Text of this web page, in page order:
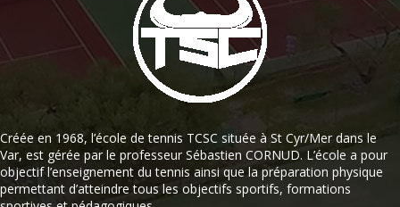
Créée en 1968, l’école de tennis TCSC située à St Cyr/Mer dans le
Var, est gérée par le professeur Sébastien CORNUD. L’école a pour
objectif l’enseignement du tennis ainsi que la préparation physique
permettant d’atteindre tous les objectifs sportifs, formations